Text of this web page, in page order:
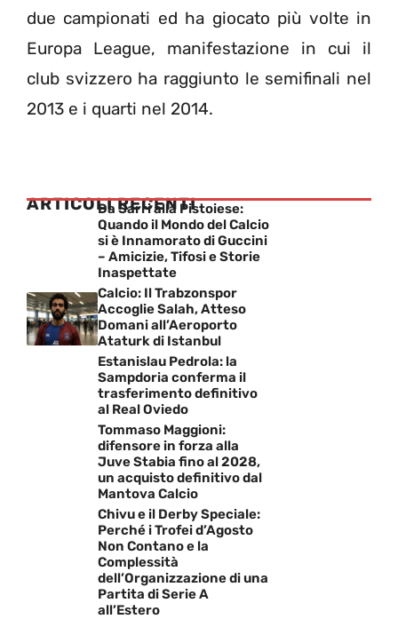
due campionati ed ha giocato più volte in
Europa League, manifestazione in cui il
club svizzero ha raggiunto le semifinali nel
2013 e i quarti nel 2014.
ARTICOLI RECENTI
Da Sarri alla Pistoiese:
Quando il Mondo del Calcio
si è Innamorato di Guccini
– Amicizie, Tifosi e Storie
Inaspettate
Calcio: Il Trabzonspor
Accoglie Salah, Atteso
Domani all’Aeroporto
Ataturk di Istanbul
Estanislau Pedrola: la
Sampdoria conferma il
trasferimento definitivo
al Real Oviedo
Tommaso Maggioni:
difensore in forza alla
Juve Stabia fino al 2028,
un acquisto definitivo dal
Mantova Calcio
Chivu e il Derby Speciale:
Perché i Trofei d’Agosto
Non Contano e la
Complessità
dell’Organizzazione di una
Partita di Serie A
all’Estero